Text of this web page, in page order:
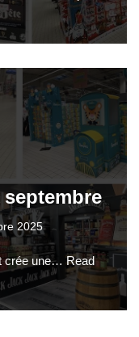
2025
crée une…Read